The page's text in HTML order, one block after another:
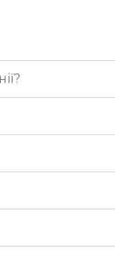
великих
експорту